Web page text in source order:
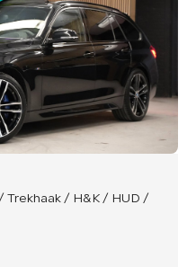
Trekhaak / H&K / HUD /